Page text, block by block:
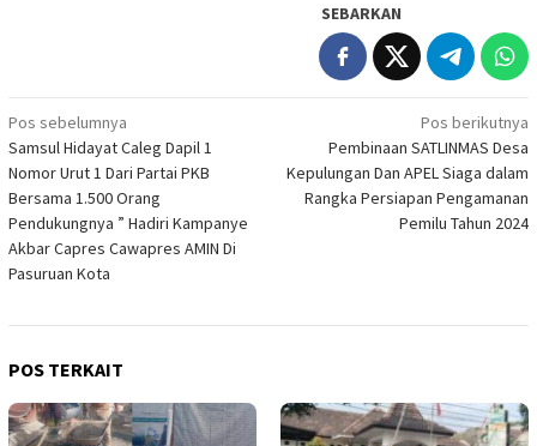
SEBARKAN
Navigasi
pos
Pos sebelumnya
Samsul Hidayat Caleg Dapil 1
Nomor Urut 1 Dari Partai PKB
Bersama 1.500 Orang
Pendukungnya ” Hadiri Kampanye
Akbar Capres Cawapres AMIN Di
Pasuruan Kota
Pos berikutnya
Pembinaan SATLINMAS Desa
Kepulungan Dan APEL Siaga dalam
Rangka Persiapan Pengamanan
Pemilu Tahun 2024
POS TERKAIT